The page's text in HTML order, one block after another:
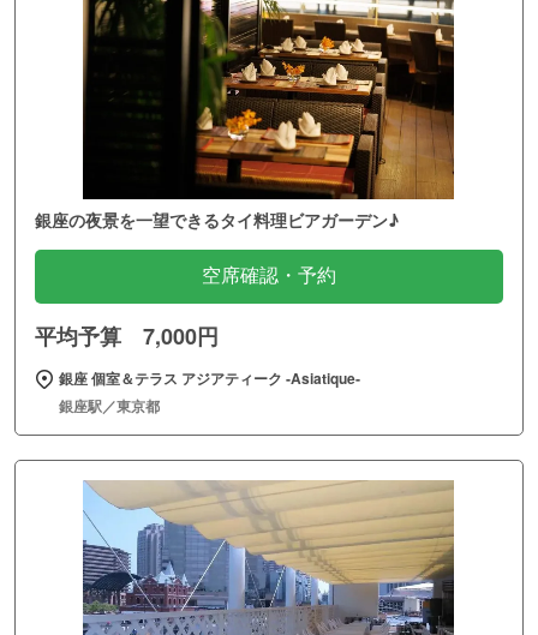
銀座の夜景を一望できるタイ料理ビアガーデン♪
空席確認・予約
平均予算 7,000円
銀座 個室＆テラス アジアティーク ‐Asiatique‐
銀座駅／東京都